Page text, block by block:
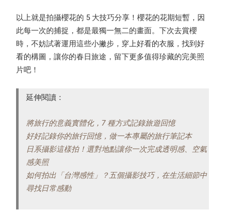
以上就是拍攝櫻花的 5 大技巧分享！櫻花的花期短暫，因
此每一次的捕捉，都是最獨一無二的畫面。下次去賞櫻
時，不妨試著運用這些小撇步，穿上好看的衣服，找到好
看的構圖，讓你的春日旅途，留下更多值得珍藏的完美照
片吧！
延伸閱讀：
將旅行的意義實體化，7 種方式記錄旅遊回憶
好好記錄你的旅行回憶，做一本專屬的旅行筆記本
日系攝影這樣拍！選對地點讓你一次完成透明感、空氣
感美照
如何拍出「台灣感性」？五個攝影技巧，在生活細節中
尋找日常感動